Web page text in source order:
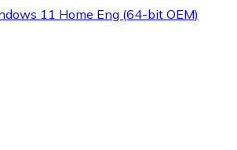
11 Home Eng (64-bit OEM)